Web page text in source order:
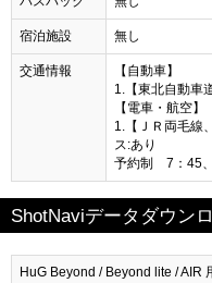
宿泊施設 無し
交通情報
【自動車】
1.【東北自動車
【電車・航空】
1.【ＪＲ両毛線
ス:あり
予約制 7：45
ShotNaviデータダウン
HuG Beyond / Beyond lite / AIR